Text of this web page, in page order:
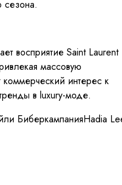
сезона.
восприятие Saint Laurent
массовую
интерес к
в luxury-моде.
БиберкампанияНadia